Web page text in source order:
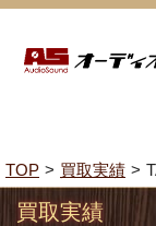
TOP 買取実績
買取実績